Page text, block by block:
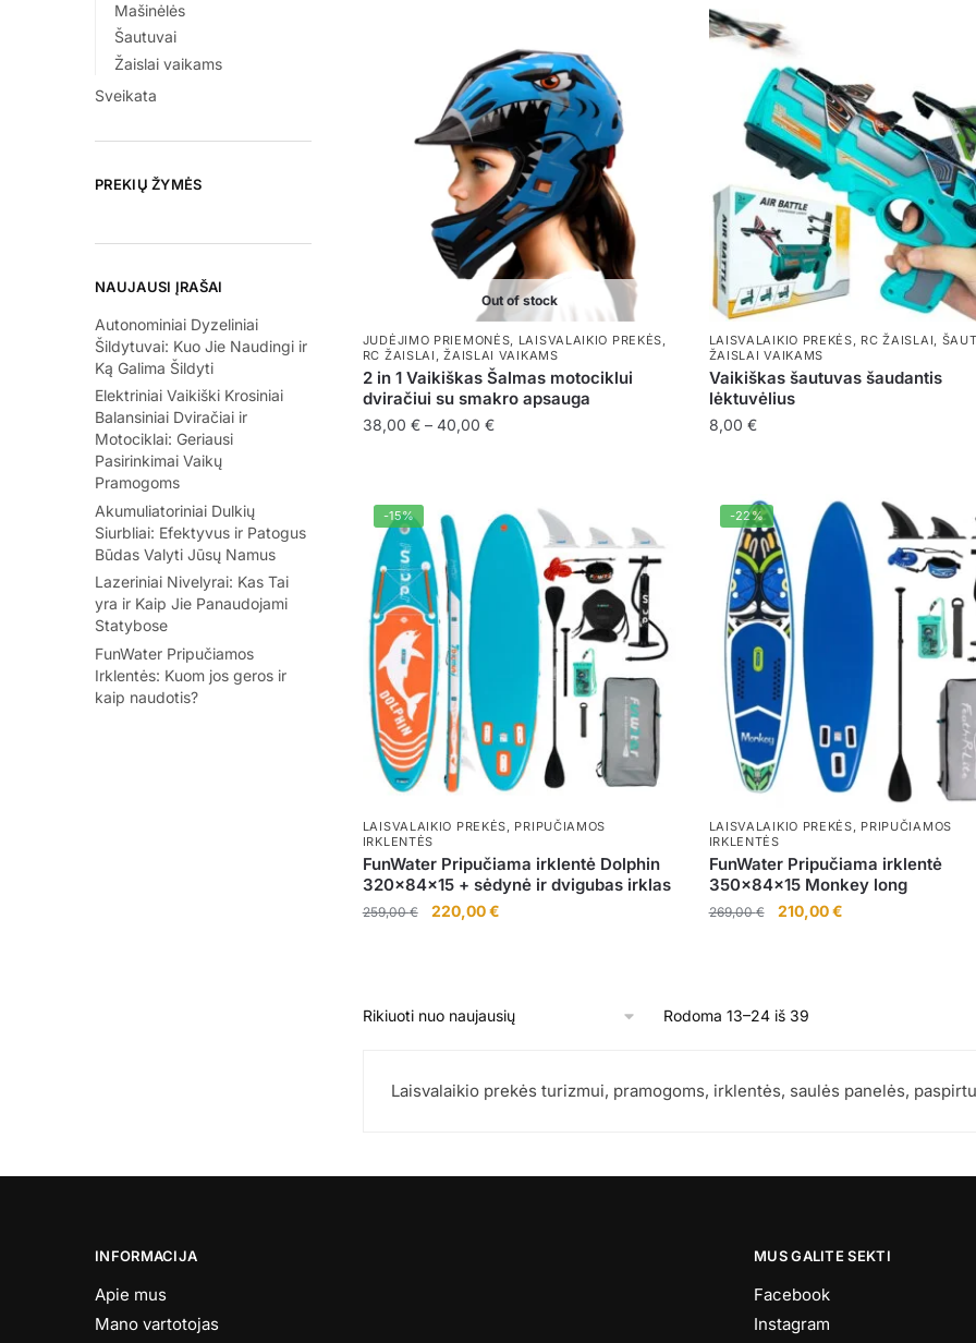
Out of stock
JUDĖJIMO PRIEMONĖS, LAISVALAIKIO PREKĖS,
RC ŽAISLAI ,ŽAISLAI VAIKAMS
2 in 1 Vaikiškas Šalmas motociklui
dviračiui su smakro apsauga
38,00 € – 40,00 €Price
40,00 €
has
multiple
variants.
The
options
may
be
chosen
on
the
product
page
LAISVALAIKIO PREKĖS, RC ŽAISLAI,
ŽAISLAI VAIKAMS
Vaikiškas šautuvas šaudantis
lėktuvėlius
8,00 €
has
multiple
variants.
The
options
may
be
chosen
product
page
-15%
LAISVALAIKIO PREKĖS, PRIPUČIAMOS
IRKLENTĖS
FunWater Pripučiama irklentė Dolphin
320x84x15 + sėdynė ir dvigubas irklas
259,00€
Original
220,00€Current
-22%
LAISVALAIKIO PREKĖS, PRIPUČIAMOS
IRKLENTĖS
FunWater Pripučiama irklentė
350x84x15 Monkey long
269,00€
Original
210,00€Current
Rodoma 13–24 iš 39Rūšiuojama
Laisvalaikio prekės turizmui, pramogoms, irklentės, saulės panelės,
Mašinėlės
Šautuvai
Žaislai vaikams
Sveikata
PREKIŲ ŽYMĖS
NAUJAUSI ĮRAŠAI
Autonominiai Dyzeliniai
Šildytuvai: Kuo Jie Naudingi ir
Ką Galima Šildyti
Elektriniai Vaikiški Krosiniai
Balansiniai Dviračiai ir
Motociklai: Geriausi
Pasirinkimai Vaikų
Pramogoms
Akumuliatoriniai Dulkių
Siurbliai: Efektyvus ir Patogus
Būdas Valyti Jūsų Namus
Lazeriniai Nivelyrai: Kas Tai
yra ir Kaip Jie Panaudojami
Statybose
FunWater Pripučiamos
Irklentės: Kuom jos geros ir
kaip naudotis?
INFORMACIJA
Apie mus
Mano vartotojas
MUS GALITE SEKTI
Facebook
Instagram